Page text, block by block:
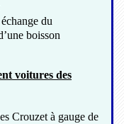
du
boisson
voitures des
Crouzet à gauge de